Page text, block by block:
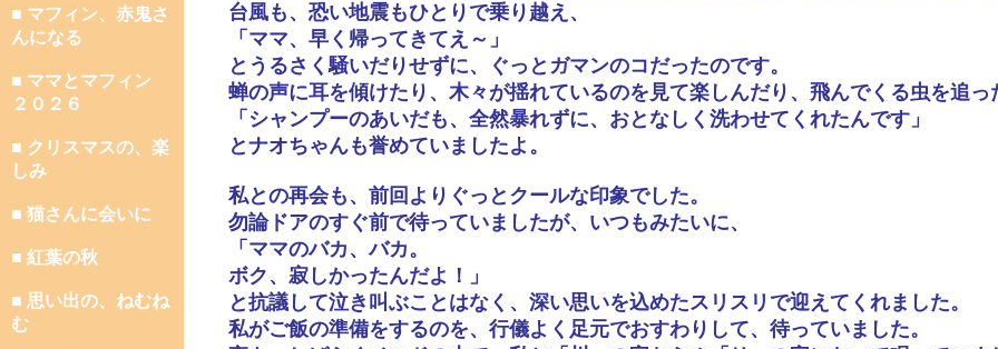
■ マフィン、赤鬼さ
んになる
■ ママとマフィン
２０２６
■ クリスマスの、楽
しみ
■ 猫さんに会いに
■ 紅葉の秋
■ 思い出の、ねむね
む
台風も、恐い地震もひとりで乗り越え、
「ママ、早く帰ってきてえ～」
とうるさく騒いだりせずに、ぐっとガマンのコだったのです。
蝉の声に耳を傾けたり、木々が揺れているのを見て楽しんだり、飛んでくる虫を追っ
「シャンプーのあいだも、全然暴れずに、おとなしく洗わせてくれたんです」
とナオちゃんも誉めていましたよ。
私との再会も、前回よりぐっとクールな印象でした。
勿論ドアのすぐ前で待っていましたが、いつもみたいに、
「ママのバカ、バカ。
ボク、寂しかったんだよ！」
と抗議して泣き叫ぶことはなく、深い思いを込めたスリスリで迎えてくれました。
私がご飯の準備をするのを、行儀よく足元でおすわりして、待っていました。